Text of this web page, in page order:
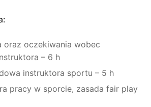
oraz oczekiwania wobec
– 6 h
instruktora sportu – 5 h
pracy w sporcie, zasada fair play